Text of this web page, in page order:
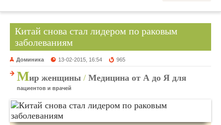
Китай снова стал лидером по раковым
заболеваниям
Доминика 13-02-2015, 16:54 965
Мир женщины / Медицина от А до Я для
пациентов и врачей